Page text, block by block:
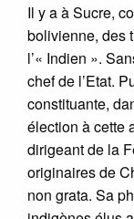
Il y a à Sucre,
bolivienne, des
l’« Indien ».
chef de l’Etat.
constituante,
élection à cette
dirigeant de la
originaires de
non grata. Sa